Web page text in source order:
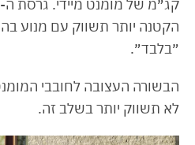
״בלבד״.
הבשורה העצובה לחובבי
לא תשווק יותר בשלב זה.